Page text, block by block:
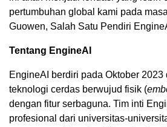
pertumbuhan global kami pada
Guowen, Salah Satu Pendiri
Tentang EngineAI
EngineAI berdiri pada Oktober
teknologi cerdas berwujud fisik (
dengan fitur serbaguna. Tim inti
profesional dari universitas-